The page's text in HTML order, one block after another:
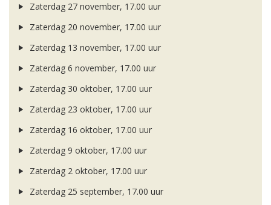
Zaterdag 27 november, 17.00 uur
Zaterdag 20 november, 17.00 uur
Zaterdag 13 november, 17.00 uur
Zaterdag 6 november, 17.00 uur
Zaterdag 30 oktober, 17.00 uur
Zaterdag 23 oktober, 17.00 uur
Zaterdag 16 oktober, 17.00 uur
Zaterdag 9 oktober, 17.00 uur
Zaterdag 2 oktober, 17.00 uur
Zaterdag 25 september, 17.00 uur